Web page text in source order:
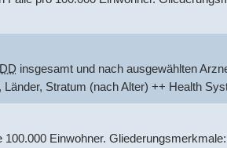
insgesamt und nach ausgewählten
Stratum (nach Alter) ++ Health
Einwohner.